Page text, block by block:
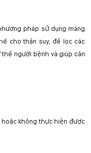
pháp sử dụng màng
cho thận suy, để lọc các
thể người bệnh và giúp cân
không thực hiện được